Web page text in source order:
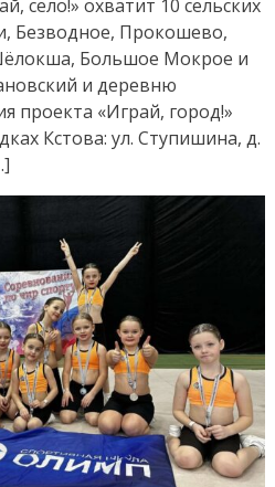
село!» охватит 10 сельских
Безводное, Прокошево,
Большое Мокрое и
и деревню
проекта «Играй, город!»
Кстова: ул. Ступишина, д.